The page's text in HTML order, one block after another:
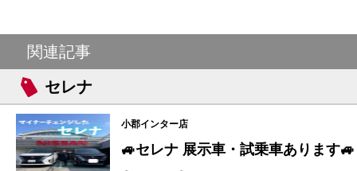
関連記事
セレナ
小郡インター店
🚙セレナ 展示車・試乗車あります🚙